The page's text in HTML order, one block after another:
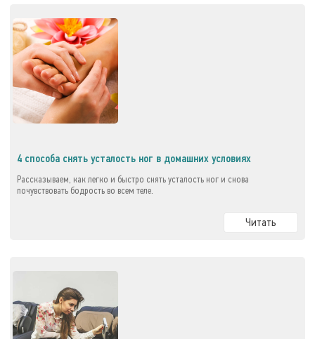
4 способа снять усталость ног в домашних условиях
Рассказываем, как легко и быстро снять усталость ног и снова
почувствовать бодрость во всем теле.
Читать